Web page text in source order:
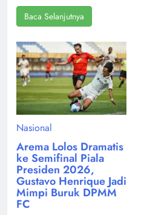
Baca Selanjutnya
Nasional
Arema Lolos Dramatis
ke Semifinal Piala
Presiden 2026,
Gustavo Henrique Jadi
Mimpi Buruk DPMM
FC